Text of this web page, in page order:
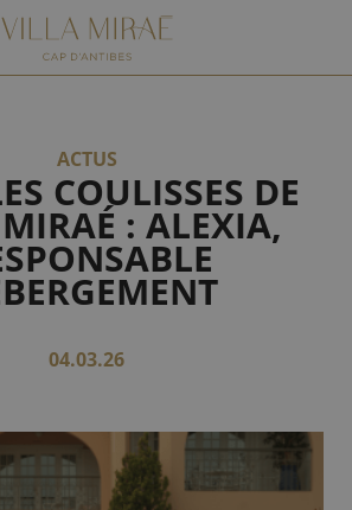
ACTUS
COULISSES DE
: ALEXIA,
04.03.26